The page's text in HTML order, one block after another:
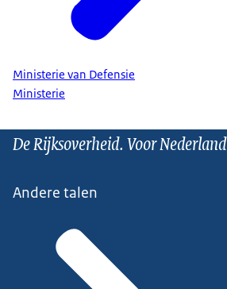
Ministerie van Defensie
Ministerie
De Rijksoverheid. Voor Nederland
Andere talen